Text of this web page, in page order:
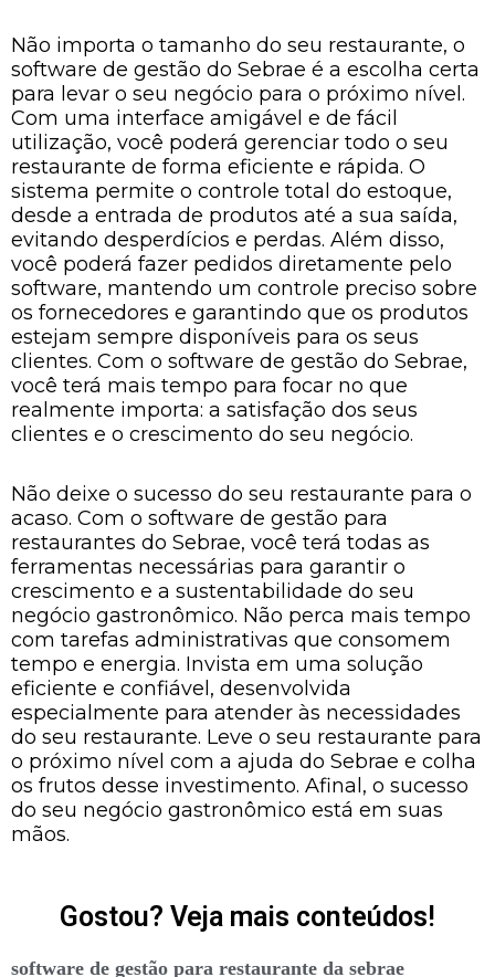
Não importa o tamanho do seu restaurante, o
software de gestão do Sebrae é a escolha certa
para levar o seu negócio para o próximo nível.
Com uma interface amigável e de fácil
utilização, você poderá gerenciar todo o seu
restaurante de forma eficiente e rápida. O
sistema permite o controle total do estoque,
desde a entrada de produtos até a sua saída,
evitando desperdícios e perdas. Além disso,
você poderá fazer pedidos diretamente pelo
software, mantendo um controle preciso sobre
os fornecedores e garantindo que os produtos
estejam sempre disponíveis para os seus
clientes. Com o software de gestão do Sebrae,
você terá mais tempo para focar no que
realmente importa: a satisfação dos seus
clientes e o crescimento do seu negócio.
Não deixe o sucesso do seu restaurante para o
acaso. Com o software de gestão para
restaurantes do Sebrae, você terá todas as
ferramentas necessárias para garantir o
crescimento e a sustentabilidade do seu
negócio gastronômico. Não perca mais tempo
com tarefas administrativas que consomem
tempo e energia. Invista em uma solução
eficiente e confiável, desenvolvida
especialmente para atender às necessidades
do seu restaurante. Leve o seu restaurante para
o próximo nível com a ajuda do Sebrae e colha
os frutos desse investimento. Afinal, o sucesso
do seu negócio gastronômico está em suas
mãos.
Gostou? Veja mais conteúdos!
software de gestão para restaurante da sebrae